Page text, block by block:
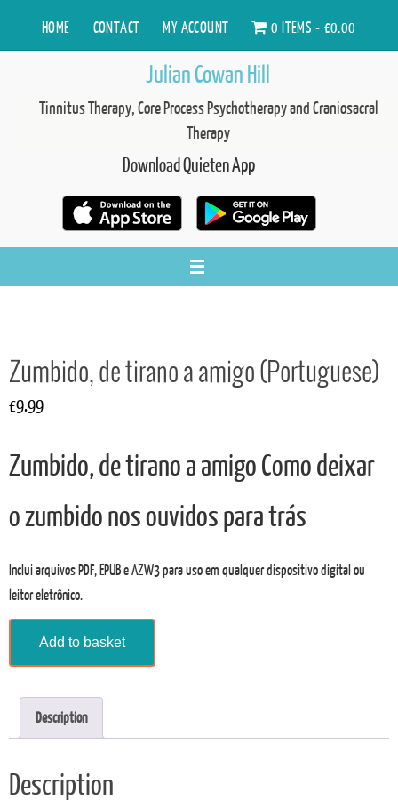
HOME CONTACT MY ACCOUNT 0 ITEMS £0.00
Julian Cowan Hill
Tinnitus Therapy, Core Process Psychotherapy and Craniosacral
Therapy
Download Quieten App
Zumbido, de tirano a amigo (Portuguese)
£9.99
Zumbido, de tirano a amigo Como deixar
o zumbido nos ouvidos para trás
Inclui arquivos PDF, EPUB e AZW3 para uso em qualquer dispositivo digital ou
leitor eletrônico.
quantity
Add to basket
Description
Description